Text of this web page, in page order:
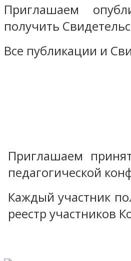
Приглашаем
получить
Все публикации и
Приглашаем
педагогической
Каждый участник
реестр участников